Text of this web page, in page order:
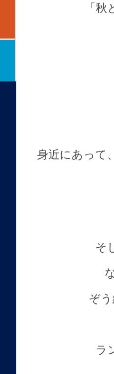
「
身近にあって
そ
ぞ
ラ